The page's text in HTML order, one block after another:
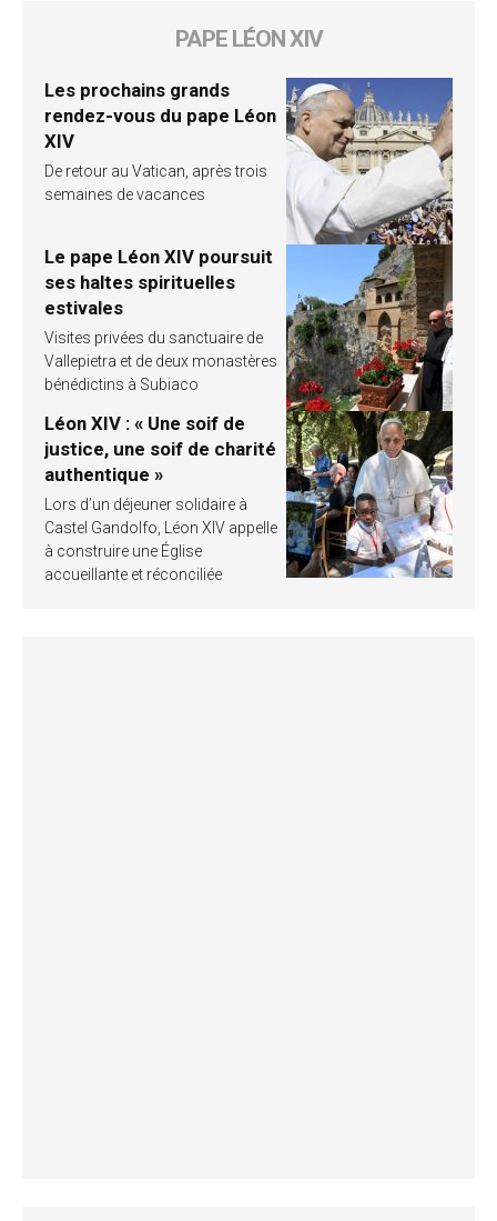
PAPE LÉON XIV
Les prochains grands
rendez-vous du pape Léon
XIV
De retour au Vatican, après trois
semaines de vacances
Le pape Léon XIV poursuit
ses haltes spirituelles
estivales
Visites privées du sanctuaire de
Vallepietra et de deux monastères
bénédictins à Subiaco
Léon XIV : « Une soif de
justice, une soif de charité
authentique »
Lors d’un déjeuner solidaire à
Castel Gandolfo, Léon XIV appelle
à construire une Église
accueillante et réconciliée